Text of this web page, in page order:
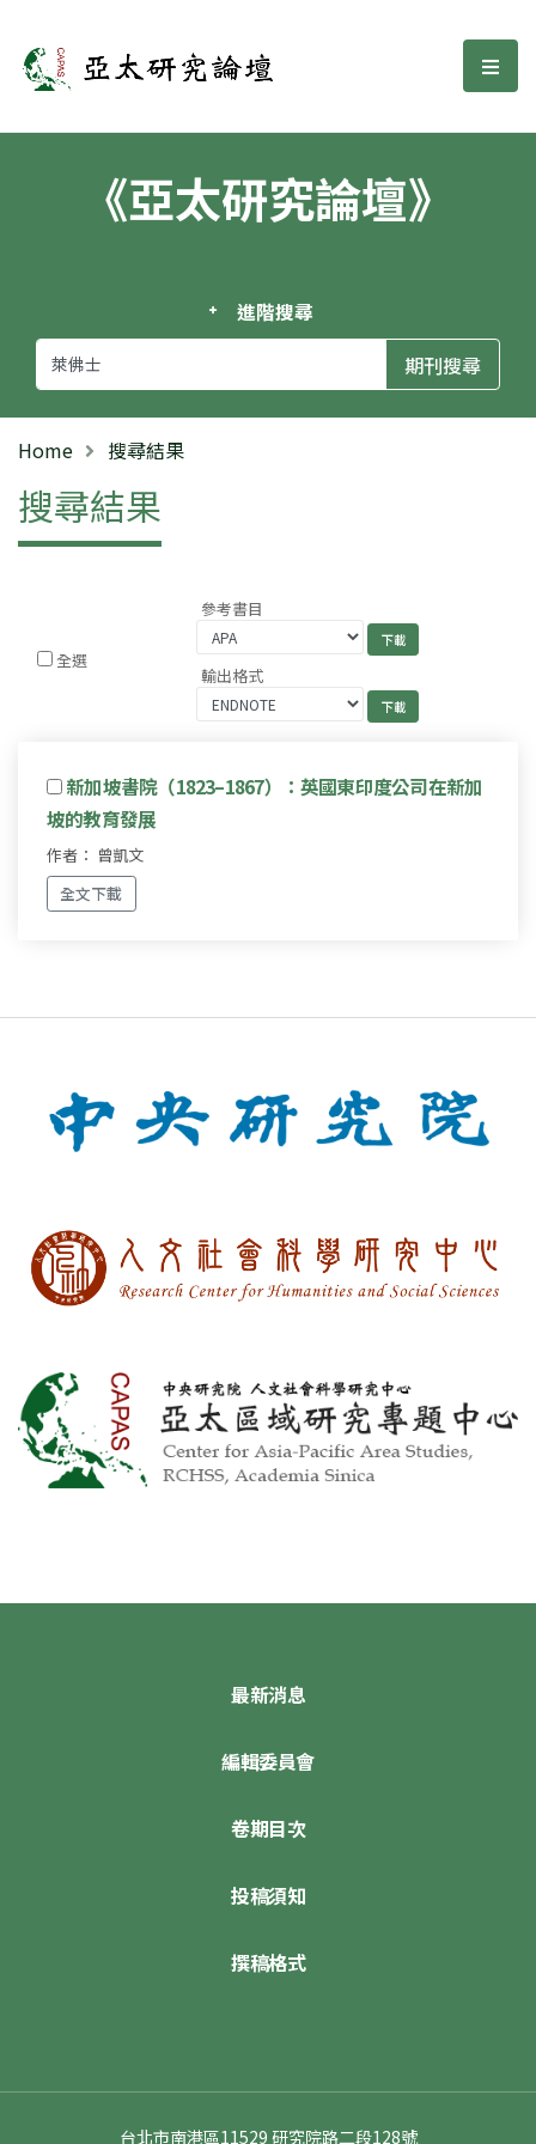
亞太研究論壇 選
《亞太研究論壇》
進階搜尋
Home 搜尋結果
搜尋結果
全選
參考書目
輸出格式
新加坡書院（1823–1867）：英國東印度公司在新加
坡的教育發展
作者： 曾凱文
全文下載
最新消息
編輯委員會
卷期目次
投稿須知
撰稿格式
台北市南港區11529 研究院路二段128號